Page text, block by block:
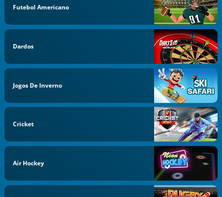
Futebol Americano
Dardos
Jogos De Inverno
Cricket
Air Hockey